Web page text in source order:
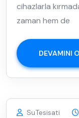
cihazlarla
zaman hem de
DEVAMINI
SuTesisati